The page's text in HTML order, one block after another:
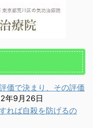
価で決まり、その評価
年9月26日
れば自殺を防げるの